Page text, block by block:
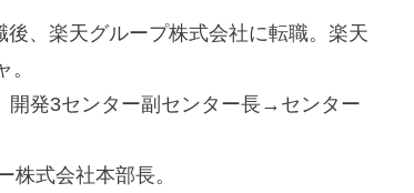
、楽天グループ株式会社に転職。楽天
開発3センター副センター長→センター
株式会社本部長。